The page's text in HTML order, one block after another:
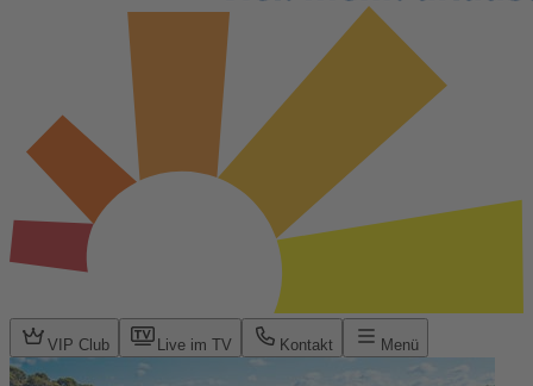
VIP Club Live im TV Kontakt Menü